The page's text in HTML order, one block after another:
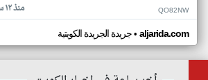
منذ ١٢ ساعة QO82NW
جريدة الجريدة الكويتية• aljarida.com